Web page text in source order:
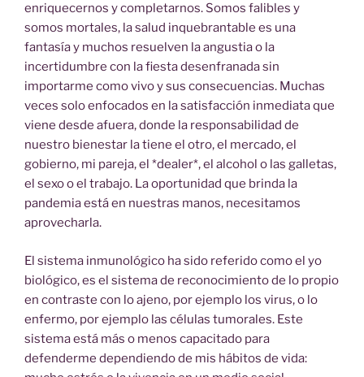
enriquecernos y completarnos. Somos falibles y
somos mortales, la salud inquebrantable es una
fantasía y muchos resuelven la angustia o la
incertidumbre con la fiesta desenfranada sin
importarme como vivo y sus consecuencias. Muchas
veces solo enfocados en la satisfacción inmediata que
viene desde afuera, donde la responsabilidad de
nuestro bienestar la tiene el otro, el mercado, el
gobierno, mi pareja, el *dealer*, el alcohol o las galletas,
el sexo o el trabajo. La oportunidad que brinda la
pandemia está en nuestras manos, necesitamos
aprovecharla.
El sistema inmunológico ha sido referido como el yo
biológico, es el sistema de reconocimiento de lo propio
en contraste con lo ajeno, por ejemplo los virus, o lo
enfermo, por ejemplo las células tumorales. Este
sistema está más o menos capacitado para
defenderme dependiendo de mis hábitos de vida: